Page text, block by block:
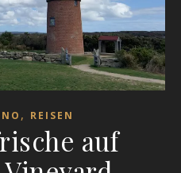
, REISEN
auf